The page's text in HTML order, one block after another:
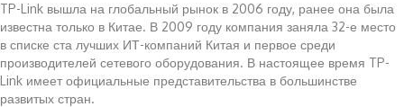
TP-Link вышла на глобальный рынок в 2006 году, ранее она была
известна только в Китае. В 2009 году компания заняла 32-е место
в списке ста лучших ИТ-компаний Китая и первое среди
производителей сетевого оборудования. В настоящее время TP-
Link имеет официальные представительства в большинстве
развитых стран.